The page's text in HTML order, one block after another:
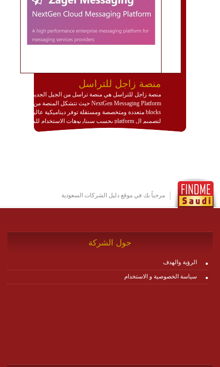
منصة زاجل للتراسل
منصة زاجل للتراسل هي منصة تراسل من الجيل الجديد
NextGen Messaging Platform حيث تتشكل المنصة من
blocks متعددة ومتخصصة ومستقلة توفر ديناميكية عالية
لتصميم ال platform بحسب سيناريوهات الاستخدام للمنصة
وتتوافق مع النشر والاستثمار ضمن بيئة استضافة dedicated
http://www.plutosms.com/zagel
مرحباً بك في موقع دليل الشركات السعودية
حول الشركة
الرؤية والهدف
سياسة الخصوصية و الاستخدام